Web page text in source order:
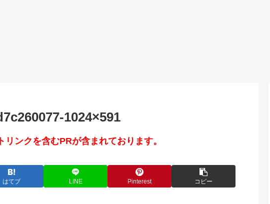
1024×591
ンクを含むPRが含まれております。
はてブ LINE Pinterest コピー